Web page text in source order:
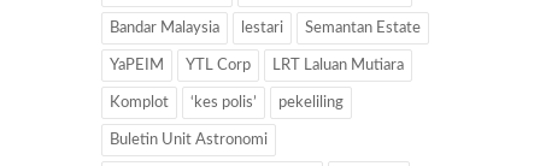
Bandar Malaysia lestari Semantan Estate
YaPEIM YTL Corp LRT Laluan Mutiara
Komplot ‘kes polis’ pekeliling
Buletin Unit Astronomi